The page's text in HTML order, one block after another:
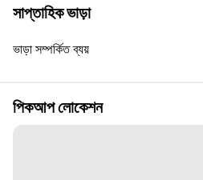
সাপ্তাহিক ভাড়া
ভাড়া সম্পর্কিত ব্যয়
পিকআপ লোকেশন